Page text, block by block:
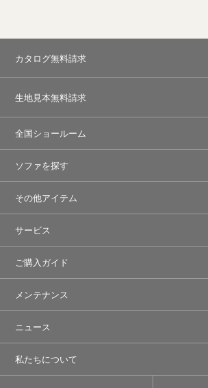
カタログ無料請求
生地見本無料請求
全国ショールーム
ソファを探す
その他アイテム
サービス
ご購入ガイド
メンテナンス
ニュース
私たちについて